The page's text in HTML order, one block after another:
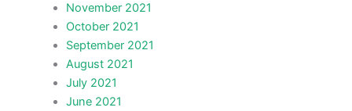
November 2021
October 2021
September 2021
August 2021
July 2021
June 2021